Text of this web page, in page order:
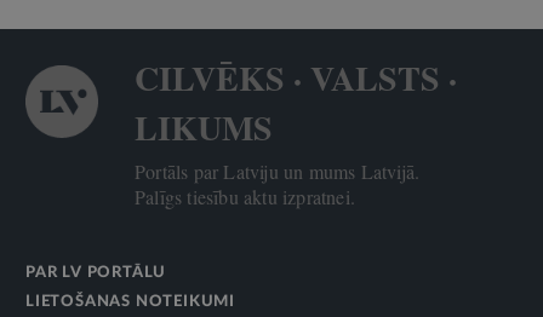
CILVĒKS · VALSTS ·
LIKUMS
Portāls par Latviju un mums Latvijā.
Palīgs tiesību aktu izpratnei.
PAR LV PORTĀLU
LIETOŠANAS NOTEIKUMI